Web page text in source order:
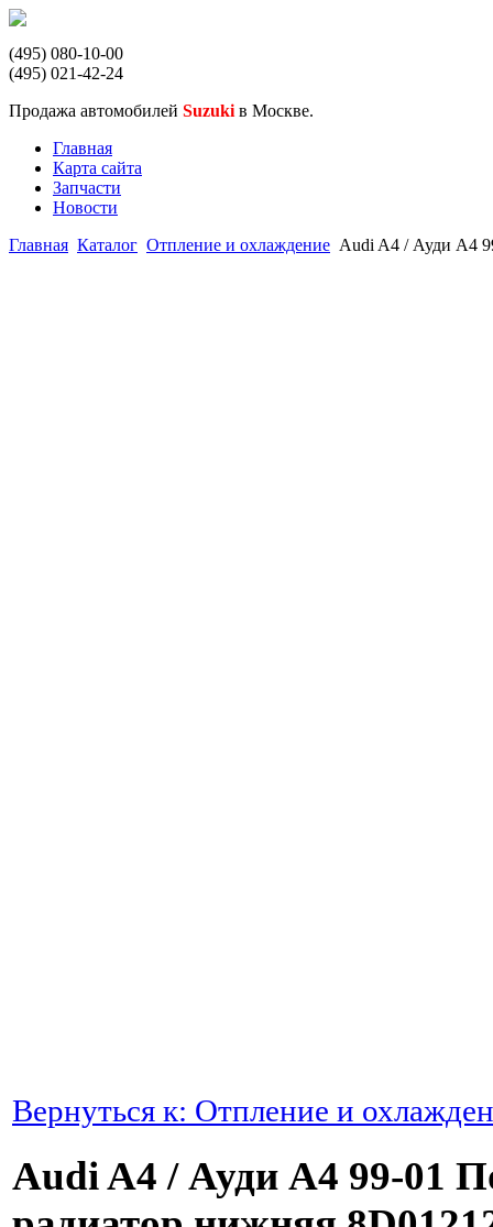
(495) 080-10-00
(495) 021-42-24
Продажа автомобилей Suzuki в Москве.
Главная
Карта сайта
Запчасти
Новости
Главная Каталог Отпление и охлаждение Audi A4 / Ауди А4
Вернуться к: Отпление и
Audi A4 / Ауди А4 99-01